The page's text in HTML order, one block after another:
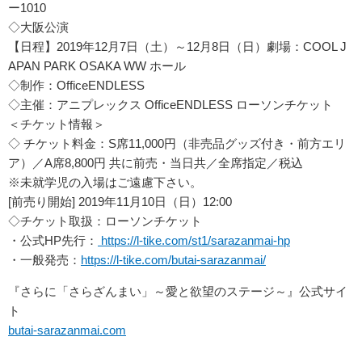
ー1010
◇大阪公演
【日程】2019年12月7日（土）～12月8日（日）劇場：COOL J
APAN PARK OSAKA WW ホール
◇制作：OfficeENDLESS
◇主催：アニプレックス OfficeENDLESS ローソンチケット
＜チケット情報＞
◇ チケット料金：S席11,000円（非売品グッズ付き・前方エリ
ア）／A席8,800円 共に前売・当日共／全席指定／税込
※未就学児の入場はご遠慮下さい。
[前売り開始] 2019年11月10日（日）12:00
◇チケット取扱：ローソンチケット
・公式HP先行：
https://l-tike.com/st1/sarazanmai-hp
・一般発売： https://l-tike.com/butai-sarazanmai/
『さらに「さらざんまい」～愛と欲望のステージ～』公式サイ
ト
butai-sarazanmai.com